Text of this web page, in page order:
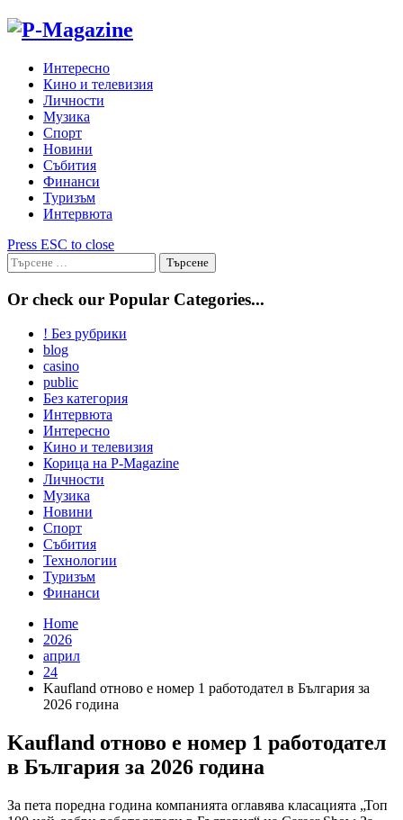
Skip
Интересно
Кино и телевизия
Личности
Музика
Спорт
Новини
Събития
Финанси
Туризъм
Интервюта
Press ESC to close
Търсене
за:
Or check our Popular Categories...
! Без рубрики
blog
casino
public
Без категория
Интервюта
Интересно
Кино и телевизия
Корица на P-Magazine
Личности
Музика
Новини
Спорт
Събития
Технологии
Туризъм
Финанси
Home
2026
април
24
Kaufland отново е номер 1 работодател в България за
2026 година
Kaufland отново е номер 1 работодател
в България за 2026 година
За пета поредна година компанията оглавява класацията „Топ